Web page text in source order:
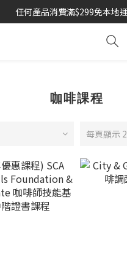
任何產品消費滿$299免本地
咖啡課程
每頁顯示